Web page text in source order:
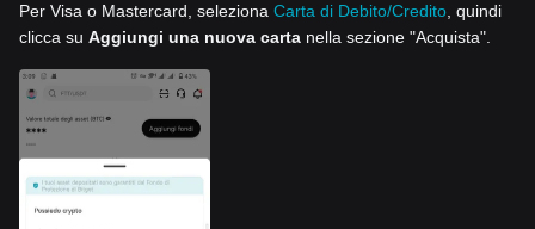
Per Visa o Mastercard, seleziona Carta di Debito/Credito , quindi
clicca su Aggiungi una nuova carta nella sezione "Acquista".